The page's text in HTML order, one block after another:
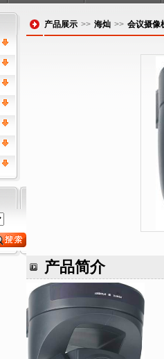
产品展示 >> 海灿 >> 会议摄像
产品简介